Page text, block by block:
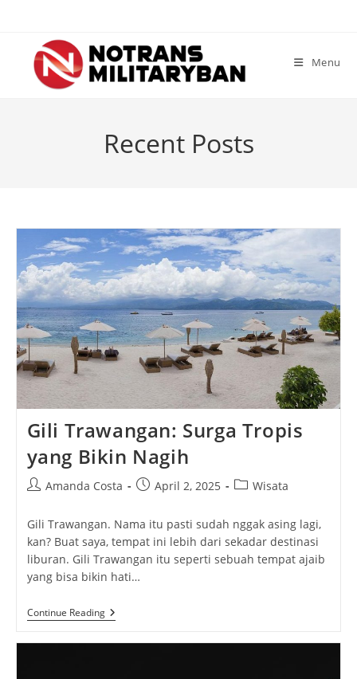
content
Menu
Recent Posts
Gili Trawangan: Surga Tropis
yang Bikin Nagih
PostAmanda Costa
PostApril 2, 2025
PostWisata
Gili Trawangan. Nama itu pasti sudah nggak asing lagi,
kan? Buat saya, tempat ini lebih dari sekadar destinasi
liburan. Gili Trawangan itu seperti sebuah tempat ajaib
yang bisa bikin hati…
Continue ReadingGili
Trawangan: